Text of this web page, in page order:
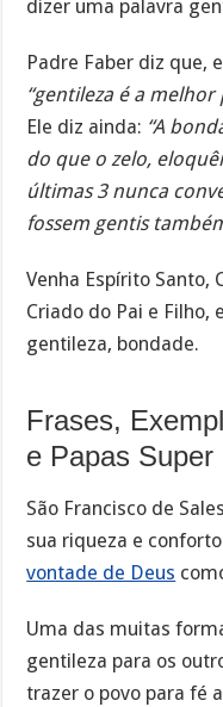
dizer uma palavra
Padre Faber diz que,
“gentileza é a
Ele diz ainda: “A
do que o zelo,
últimas 3 nunca
fossem gentis
Venha Espírito Santo,
Criado do Pai e Filho,
gentileza, bondade.
Frases,
e Papas Super
São Francisco de
sua riqueza e
vontade de Deus
Uma das muitas
gentileza para os
trazer o povo para fé